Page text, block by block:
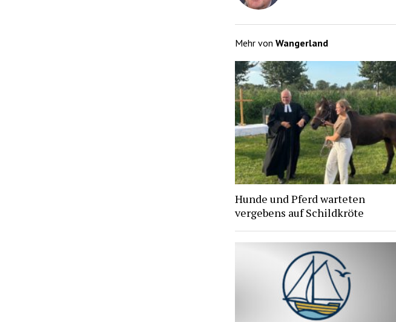
Mehr von Wangerland
Hunde und Pferd warteten
vergebens auf Schildkröte